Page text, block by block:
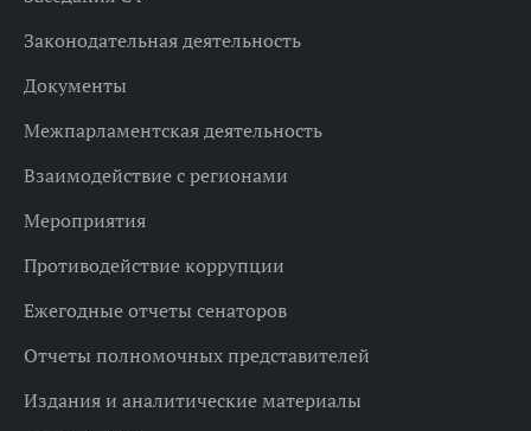
Законодательная деятельность
Документы
Межпарламентская деятельность
Взаимодействие с регионами
Мероприятия
Противодействие коррупции
Ежегодные отчеты сенаторов
Отчеты полномочных представителей
Издания и аналитические материалы